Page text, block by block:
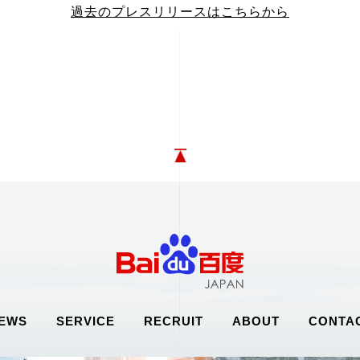
過去のプレスリリースはこちらから
SERVICE RECRUIT ABOUT